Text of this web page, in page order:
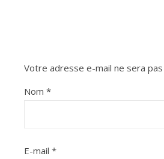
Votre adresse e-mail ne sera pas
Nom *
E-mail *